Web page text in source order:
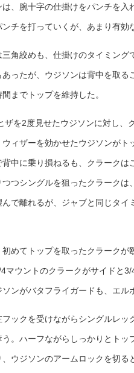
は、腕十字の仕掛けをパンチを入
ンチを打っていくが、あまり有効
三角絞めも、仕掛けのタイミン
ったが、ウジソンは背中を取
までトップを維持した。
ザを2度見せたウジソンに対し、
ウィザーを効かせたウジソンがト
中に乗り損ねるも、クラークは
つつシングルを狙ったクラーク
で離れるが、ジャブと同じタ
初めてトップを取ったクラーク
マウントのクラークがサイドと
ソンがバタフライガードも、エル
ックを受けながらシングルレ
う。ハーフながらしっかりとト
、ウジソンのアームロックを切